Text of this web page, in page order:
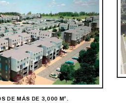
DE MÁS DE 3,000 M².